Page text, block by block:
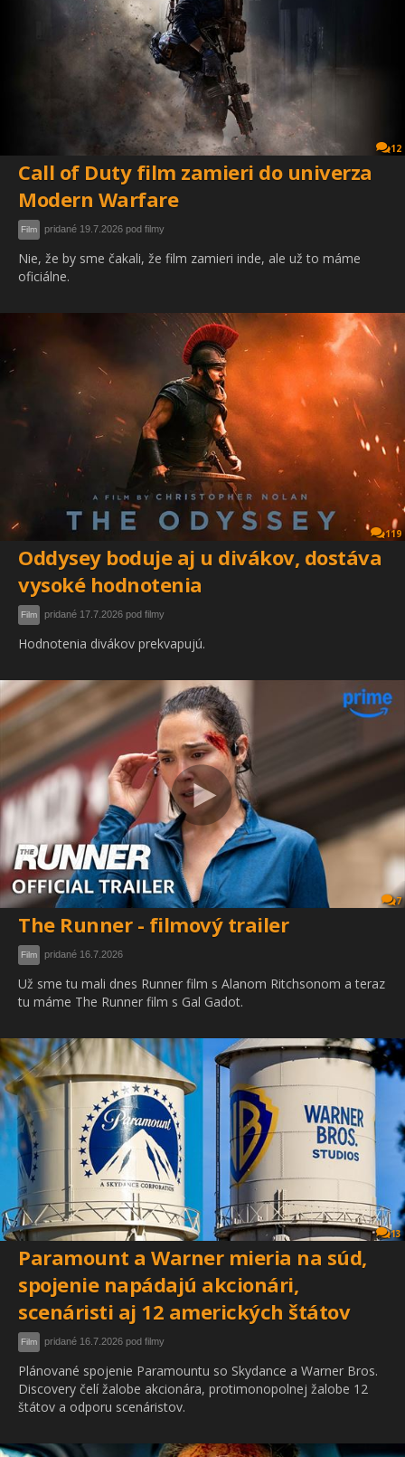
12
Call of Duty film zamieri do univerza
Modern Warfare
Film pridané 19.7.2026 pod filmy
Nie, že by sme čakali, že film zamieri inde, ale už to máme
oficiálne.
119
Oddysey boduje aj u divákov, dostáva
vysoké hodnotenia
Film pridané 17.7.2026 pod filmy
Hodnotenia divákov prekvapujú.
7
The Runner - filmový trailer
Film pridané 16.7.2026
Už sme tu mali dnes Runner film s Alanom Ritchsonom a teraz
tu máme The Runner film s Gal Gadot.
13
Paramount a Warner mieria na súd,
spojenie napádajú akcionári,
scenáristi aj 12 amerických štátov
Film pridané 16.7.2026 pod filmy
Plánované spojenie Paramountu so Skydance a Warner Bros.
Discovery čelí žalobe akcionára, protimonopolnej žalobe 12
štátov a odporu scenáristov.